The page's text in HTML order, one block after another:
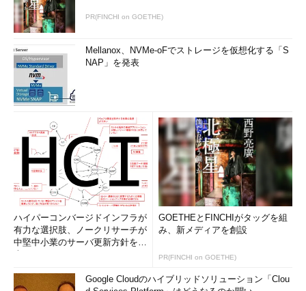
PR(FINCHI on GOETHE)
Mellanox、NVMe-oFでストレージを仮想化する「S
NAP」を発表
ハイパーコンバージドインフラが
有力な選択肢、ノークリサーチが
中堅中小業のサーバ更新方針を調
GOETHEとFINCHIがタッグを組
み、新メディアを創設
PR(FINCHI on GOETHE)
Google Cloudのハイブリッドソリューション「Clou